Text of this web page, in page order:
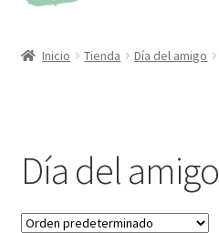
lacontenido
Sellos
Kit de sellos
Inicio Tienda Día del amigo
Día del amigo